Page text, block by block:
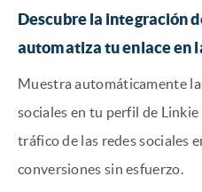
Descubre la integración
automatiza tu enlace en
Muestra automáticamente
sociales en tu perfil de
tráfico de las redes sociales
conversiones sin esfuerzo.